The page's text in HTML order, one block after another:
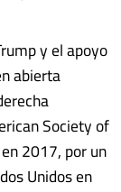
y el apoyo
abierta
Society of
2017, por un
Unidos en